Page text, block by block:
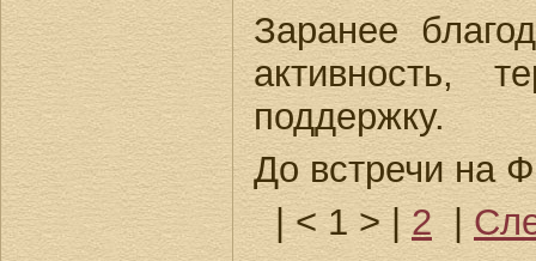
Заранее
активность,
поддержку.
До встречи на
|< 1 >|2 |